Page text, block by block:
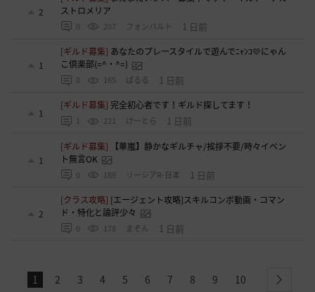
2
ストロメリア
0 207 フォンバルト 1 日前
1
[ギルド募集] あなたのプレースタイルで遊んでﾆｬﾝｺ💛にゃん
こ倶楽部(=^・^=)
0 165 ぱるる 1 日前
1
[ギルド募集] 完全初心者です！ギルド探してます！
1 221 けーとら 1 日前
1
[ギルド募集]
【華嵐】静かなギルチャ/挨拶不要/時々イベン
ト無言OK
0 189 リーシアR-日本 1 日前
2
[クラス攻略] [エージェント攻略]スキルコンボ動画・コマン
ド・特化と論評少々
0 178 まそん 1 日前
1 2 3 4 5 6 7 8 9 10 next